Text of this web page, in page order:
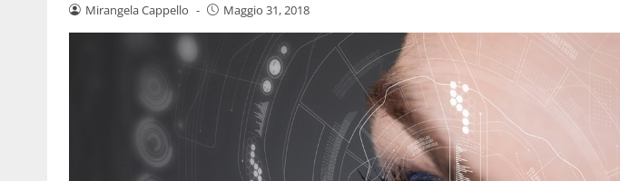
Mirangela Cappello - Maggio 31, 2018